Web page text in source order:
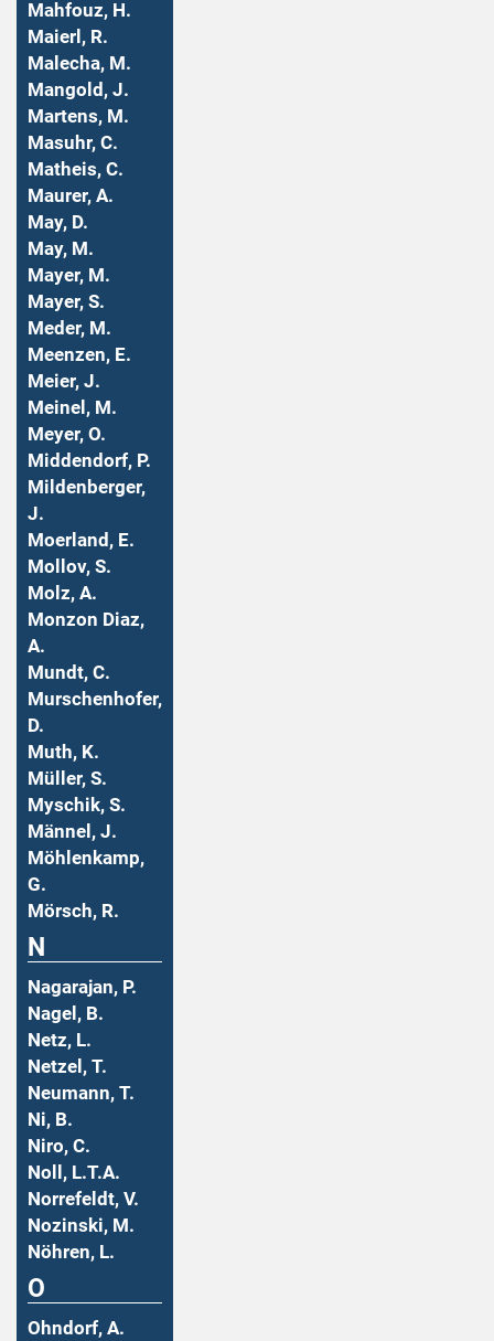
Mahfouz, H.
Maierl, R.
Malecha, M.
Mangold, J.
Martens, M.
Masuhr, C.
Matheis, C.
Maurer, A.
May, D.
May, M.
Mayer, M.
Mayer, S.
Meder, M.
Meenzen, E.
Meier, J.
Meinel, M.
Meyer, O.
Middendorf, P.
Mildenberger,
J.
Moerland, E.
Mollov, S.
Molz, A.
Monzon Diaz,
A.
Mundt, C.
Murschenhofer,
D.
Muth, K.
Müller, S.
Myschik, S.
Männel, J.
Möhlenkamp,
G.
Mörsch, R.
N
Nagarajan, P.
Nagel, B.
Netz, L.
Netzel, T.
Neumann, T.
Ni, B.
Niro, C.
Noll, L.T.A.
Norrefeldt, V.
Nozinski, M.
Nöhren, L.
O
Ohndorf, A.